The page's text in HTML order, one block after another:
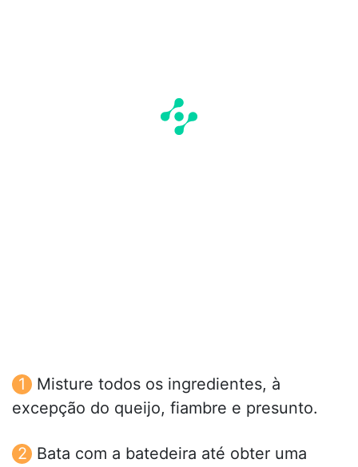
Misture todos os ingredientes, à
excepção do queijo, fiambre e presunto.
Bata com a batedeira até obter uma